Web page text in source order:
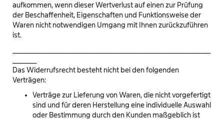
aufkommen, wenn dieser Wertverlust auf einen zur Prüfung
der Beschaffenheit, Eigenschaften und Funktionsweise der
Waren nicht notwendigen Umgang mit Ihnen zurückzuführen
ist.
Das Widerrufsrecht besteht nicht bei den folgenden
Verträgen:
Verträge zur Lieferung von Waren, die nicht vorgefertigt
sind und für deren Herstellung eine individuelle Auswahl
oder Bestimmung durch den Kunden maßgeblich ist